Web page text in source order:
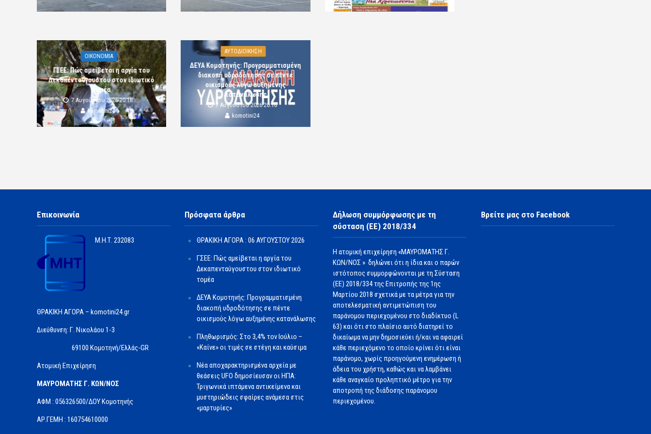
OIKONOMIA
ΓΣΕΕ: Πώς αμείβεται η αργία του
Δεκαπενταύγουστου στον ιδιωτικό
τομέα
7 Αυγούστου 2026 20:18
komotini24
ΑΥΤΟΔΙΟΙΚΗΣΗ
ΔΕΥΑ Κομοτηνής: Προγραμματισμένη
διακοπή υδροδότησης σε πέντε
οικισμούς λόγω αυξημένης
κατανάλωσης
7 Αυγούστου 2026 20:16
komotini24
Επικοινωνία
Μ.Η.Τ. 232083
ΘΡΑΚΙΚΗ ΑΓΟΡΑ – komotini24.gr
Διεύθυνση: Γ. Νικολάου 1-3
69100 Κομοτηνή/Ελλάς-GR
Ατομική Επιχείρηση
ΜΑΥΡΟΜΑΤΗΣ Γ. ΚΩΝ/ΝΟΣ
ΑΦΜ : 056326500/ΔOΥ Κομοτηνής
ΑΡ.ΓΕΜΗ : 160754610000
Πρόσφατα άρθρα
ΘΡΑΚΙΚΗ ΑΓΟΡΑ : 06 ΑΥΓΟΥΣΤΟΥ 2026
ΓΣΕΕ: Πώς αμείβεται η αργία του
Δεκαπενταύγουστου στον ιδιωτικό
τομέα
ΔΕΥΑ Κομοτηνής: Προγραμματισμένη
διακοπή υδροδότησης σε πέντε
οικισμούς λόγω αυξημένης κατανάλωσης
Πληθωρισμός: Στο 3,4% τον Ιούλιο –
«Καίνε» οι τιμές σε στέγη και καύσιμα
Νέα αποχαρακτηρισμένα αρχεία με
θεάσεις UFO δημοσίευσαν οι ΗΠΑ:
Τριγωνικά ιπτάμενα αντικείμενα και
μυστηριώδεις σφαίρες ανάμεσα στις
«μαρτυρίες»
Δήλωση συμμόρφωσης με τη
σύσταση (ΕΕ) 2018/334
Η ατομική επιχείρηση «ΜΑΥΡΟΜΑΤΗΣ Γ.
ΚΩΝ/ΝΟΣ » δηλώνει ότι η ίδια και ο παρών
ιστότοπος συμμορφώνονται με τη Σύσταση
(ΕΕ) 2018/334 της Επιτροπής της 1ης
Μαρτίου 2018 σχετικά με τα μέτρα για την
αποτελεσματική αντιμετώπιση του
παράνομου περιεχομένου στο διαδίκτυο (L
63) και ότι στο πλαίσιο αυτό διατηρεί το
δικαίωμα να μην δημοσιεύει ή/και να αφαιρεί
κάθε περιεχόμενο το οποίο κρίνει ότι είναι
παράνομο, χωρίς προηγούμενη ενημέρωση ή
άδεια του χρήστη, καθώς και να λαμβάνει
κάθε αναγκαίο προληπτικό μέτρο για την
αποτροπή της διάδοσης παράνομου
περιεχομένου.
Βρείτε μας στο Facebook